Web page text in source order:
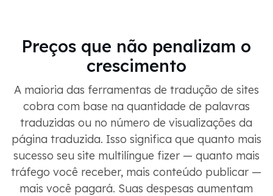
Preços que não penalizam o
crescimento
A maioria das ferramentas de tradução de sites
cobra com base na quantidade de palavras
traduzidas ou no número de visualizações da
página traduzida. Isso significa que quanto mais
sucesso seu site multilíngue fizer — quanto mais
tráfego você receber, mais conteúdo publicar —
mais você pagará. Suas despesas aumentam